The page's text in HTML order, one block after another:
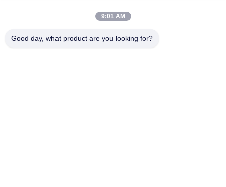
Xingye EastRoad, промышленный парк сообщества
9:01 AM
Good day, what product are you looking for?